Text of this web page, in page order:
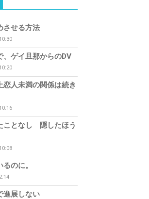
させる方法
、ゲイ旦那からのDV
恋人未満の関係は続き
ことなし 隠したほう
のに。
進展しない